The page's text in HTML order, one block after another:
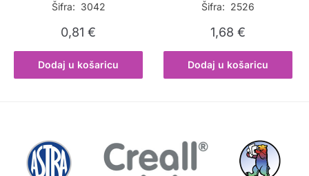
Šifra: 3042
0,81€
Dodaj u košaricu
Šifra: 2526
1,68€
Dodaj u košaricu